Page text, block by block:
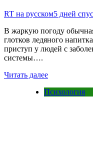
RT на русском5 дней
В жаркую погоду
глотков ледяного
приступ у людей с
системы….
Читать далее
Психология